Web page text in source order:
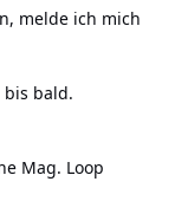
melde ich mich
bald.
Mag. Loop